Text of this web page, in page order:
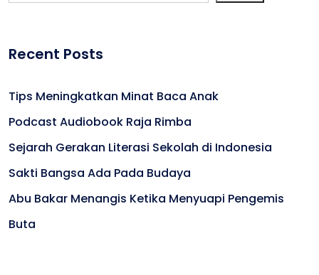
Recent Posts
Tips Meningkatkan Minat Baca Anak
Podcast Audiobook Raja Rimba
Sejarah Gerakan Literasi Sekolah di Indonesia
Sakti Bangsa Ada Pada Budaya
Abu Bakar Menangis Ketika Menyuapi Pengemis
Buta